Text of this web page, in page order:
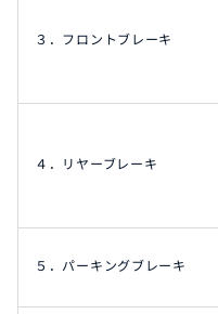
３．フロントブレーキ
４．リヤーブレーキ
５．パーキングブレーキ